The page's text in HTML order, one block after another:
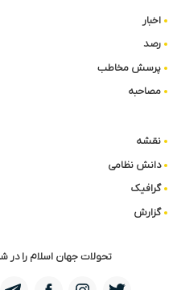
اخبار
رصد
پرسش مخاطب
مصاحبه
نقشه
دانش نظامی
گرافیک
گزارش
تحولات جهان اسلام را در